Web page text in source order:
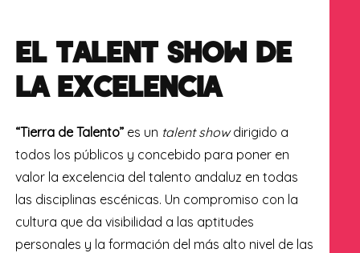
EL TALENT SHOW DE
LA EXCELENCIA
“Tierra de Talento” es un talent showdirigido a
todos los públicos y concebido para poner en
valor la excelencia del talento andaluz en todas
las disciplinas escénicas. Un compromiso con la
cultura que da visibilidad a las aptitudes
personales y la formación del más alto nivel de las